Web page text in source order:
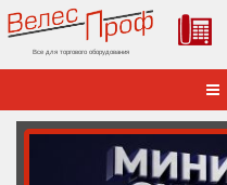
Все для торгового оборудования